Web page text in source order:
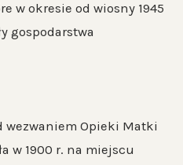
w okresie od wiosny 1945
gospodarstwa
wezwaniem Opieki Matki
w 1900 r. na miejscu